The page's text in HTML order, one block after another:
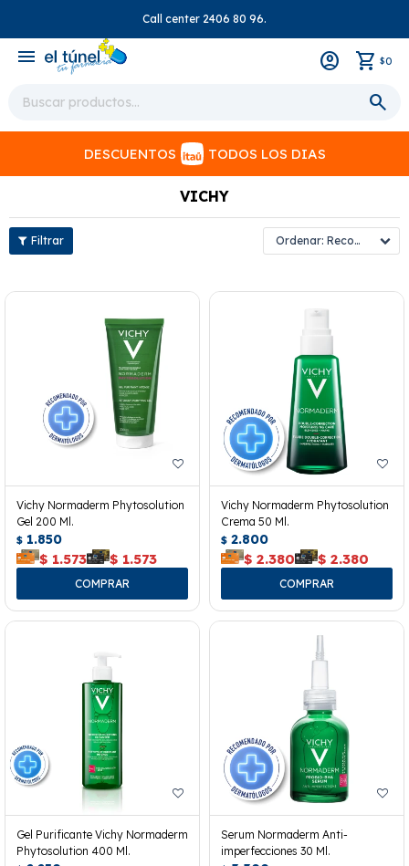
Call center 2406 80 96.
menu $0
DESCUENTOS TODOS LOS DIAS
VICHY
Recomendados
Vichy Normaderm Phytosolution
Gel 200 Ml.
$ 1.850
$ 1.573 $ 1.573
Vichy Normaderm Phytosolution
Crema 50 Ml.
$ 2.800
$ 2.380 $ 2.380
Gel Purificante Vichy Normaderm
Phytosolution 400 Ml.
Serum Normaderm Anti-
imperfecciones 30 Ml.
close